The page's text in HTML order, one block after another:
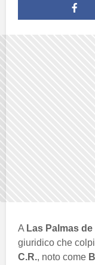
A Las Palmas
giuridico che
C.R., noto come